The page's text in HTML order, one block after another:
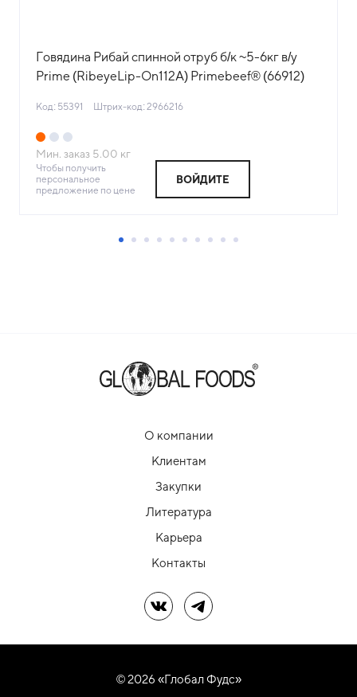
Говядина Рибай спинной отруб б/к ~5-6кг в/у
Prime (RibeyeLip-On112А) Primebeef® (66912)
Код: 55391 Штрих-код: 2966216
Мин. заказ 5.00 кг
Чтобы получить
персональное
предложение по цене
ВОЙДИТЕ
О компании
Клиентам
Закупки
Литература
Карьера
Контакты
Мы в ВКМы в Telegram
© 2026 «Глобал Фудс»